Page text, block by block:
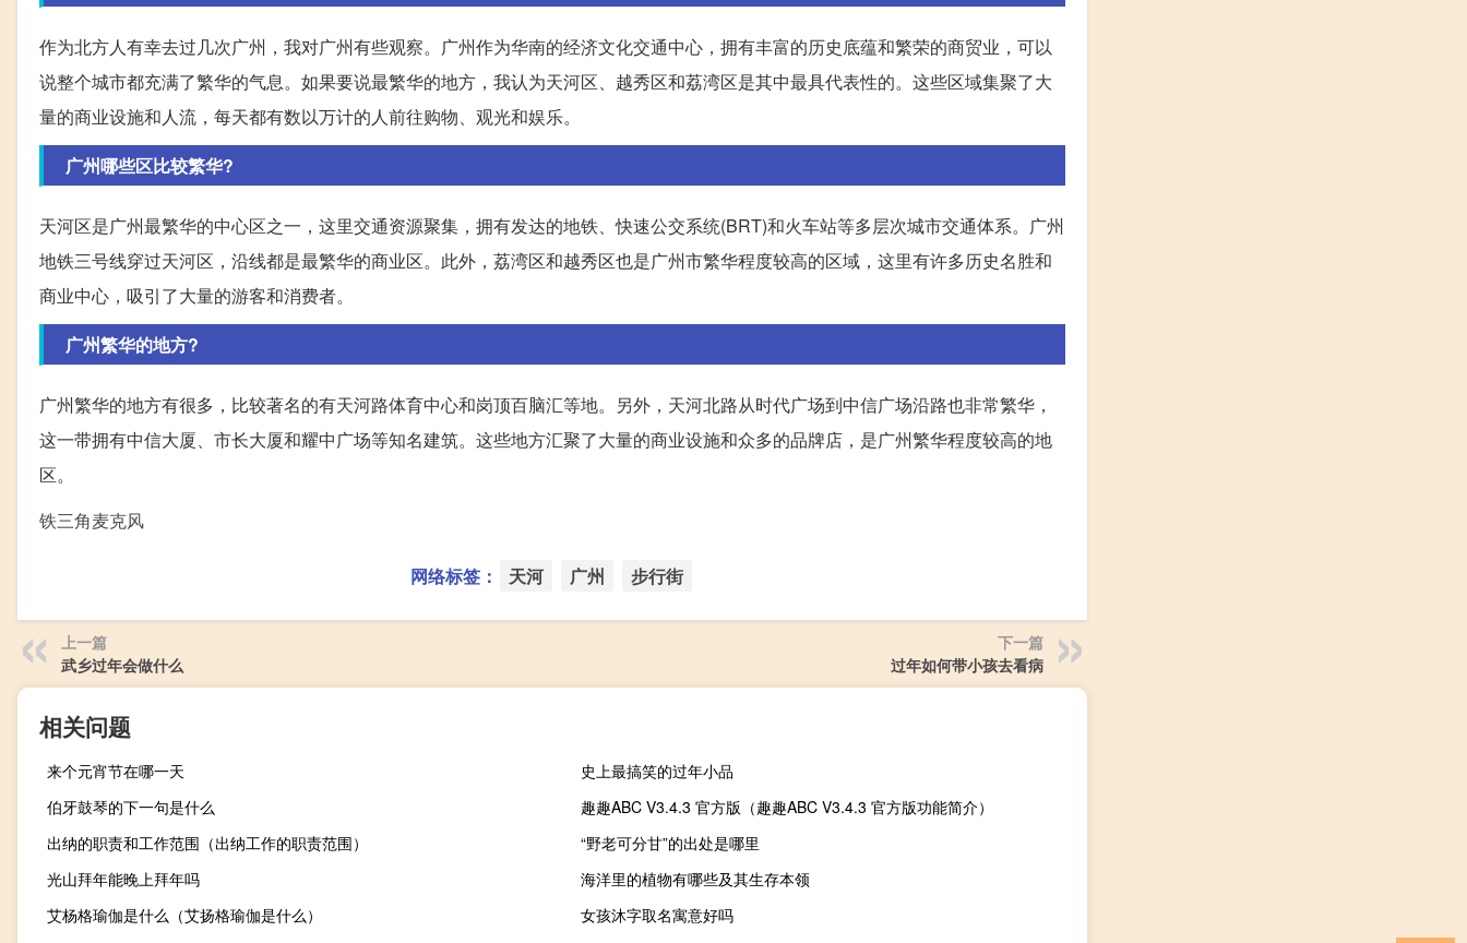
作为北方人有幸去过几次广州，我对广州有些观察。广州作为华南的经济文化交通中心，拥有丰富的历史底蕴和繁荣的商贸业，可以
说整个城市都充满了繁华的气息。如果要说最繁华的地方，我认为天河区、越秀区和荔湾区是其中最具代表性的。这些区域集聚了大
量的商业设施和人流，每天都有数以万计的人前往购物、观光和娱乐。
广州哪些区比较繁华?
天河区是广州最繁华的中心区之一，这里交通资源聚集，拥有发达的地铁、快速公交系统(BRT)和火车站等多层次城市交通体系。广州
地铁三号线穿过天河区，沿线都是最繁华的商业区。此外，荔湾区和越秀区也是广州市繁华程度较高的区域，这里有许多历史名胜和
商业中心，吸引了大量的游客和消费者。
广州繁华的地方?
广州繁华的地方有很多，比较著名的有天河路体育中心和岗顶百脑汇等地。另外，天河北路从时代广场到中信广场沿路也非常繁华，
这一带拥有中信大厦、市长大厦和耀中广场等知名建筑。这些地方汇聚了大量的商业设施和众多的品牌店，是广州繁华程度较高的地
区。
铁三角麦克风
网络标签： 天河 广州 步行街
上一篇
武乡过年会做什么
下一篇
过年如何带小孩去看病
相关问题
来个元宵节在哪一天
史上最搞笑的过年小品
伯牙鼓琴的下一句是什么
趣趣ABC V3.4.3 官方版（趣趣ABC V3.4.3 官方版功能简介）
出纳的职责和工作范围（出纳工作的职责范围）
“野老可分甘”的出处是哪里
光山拜年能晚上拜年吗
海洋里的植物有哪些及其生存本领
艾杨格瑜伽是什么（艾扬格瑜伽是什么）
女孩沐字取名寓意好吗